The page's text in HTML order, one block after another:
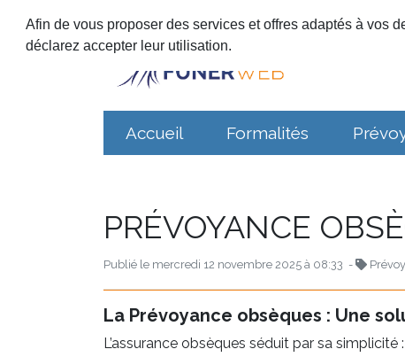
Afin de vous proposer des services et offres adaptés à vos
déclarez accepter leur utilisation.
Accueil Formalités
PRÉVOYANCE
Publié le mercredi 12 novembre 2025 à 08:33 -
La Prévoyance obsèques : Une
L’assurance obsèques séduit par sa